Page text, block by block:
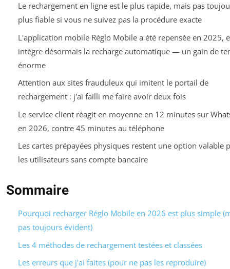
Le rechargement en ligne est le plus rapide, mais pas
plus fiable si vous ne suivez pas la procédure exacte
L'application mobile Réglo Mobile a été repensée en 2025,
intègre désormais la recharge automatique — un gain de
énorme
Attention aux sites frauduleux qui imitent le portail de
rechargement : j'ai failli me faire avoir deux fois
Le service client réagit en moyenne en 12 minutes sur
en 2026, contre 45 minutes au téléphone
Les cartes prépayées physiques restent une option valable
les utilisateurs sans compte bancaire
Sommaire
Pourquoi recharger Réglo Mobile en 2026 est plus simple
pas toujours évident)
Les 4 méthodes de rechargement testées et classées
Les erreurs que j'ai faites (pour ne pas les reproduire)